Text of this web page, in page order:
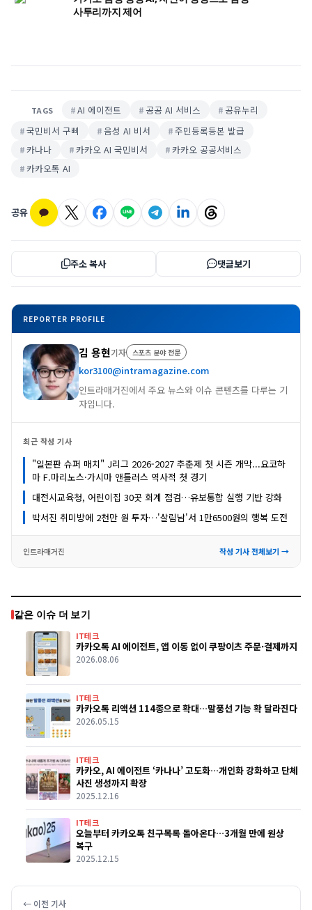
사투리까지 제어
TAGS AI 에이전트 공공 AI 서비스
공유누리
국민비서 구삐
음성 AI 비서
주민등록등본 발급
카나나
카카오 AI 국민비서
카카오 공공서비스
카카오톡 AI
공유
주소 복사 댓글보기
REPORTER PROFILE
김 용현기자 스포츠 분야 전문
kor3100@intramagazine.com
인트라매거진에서 주요 뉴스와 이슈 콘텐츠를 다루는 기
자입니다.
최근 작성 기사
"일본판 슈퍼 매치" J리그 2026-2027 추춘제 첫 시즌 개막...요코하
마 F.마리노스·가시마 앤틀러스 역사적 첫 경기
대전시교육청, 어린이집 30곳 회계 점검…유보통합 실행 기반 강화
박서진 취미방에 2천만 원 투자…'살림남'서 1만6500원의 행복 도전
인트라매거진 작성 기사 전체보기 →
같은 이슈 더 보기
IT테크
카카오톡 AI 에이전트, 앱 이동 없이 쿠팡이츠 주문·결제까지
2026.08.06
IT테크
카카오톡 리액션 114종으로 확대…말풍선 기능 확 달라진다
2026.05.15
IT테크
카카오, AI 에이전트 ‘카나나’ 고도화…개인화 강화하고 단체
사진 생성까지 확장
2025.12.16
IT테크
오늘부터 카카오톡 친구목록 돌아온다…3개월 만에 원상
복구
2025.12.15
← 이전 기사